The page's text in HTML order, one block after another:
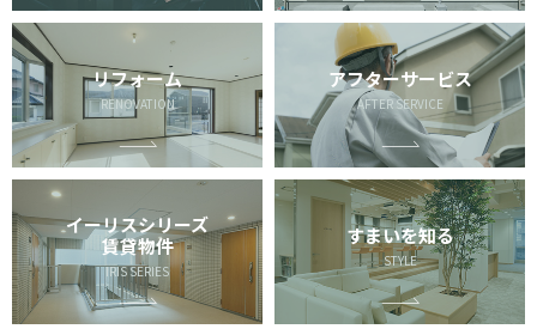
リフォーム
RENOVATION
アフターサービス
AFTER SERVICE
イーリスシリーズ
賃貸物件
IRIS SERIES
すまいを知る
STYLE